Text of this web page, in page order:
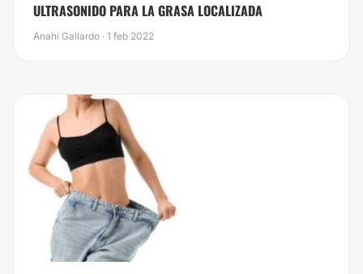
​ULTRASONIDO PARA LA GRASA LOCALIZADA
Anahí Gallardo · 1 feb 2022